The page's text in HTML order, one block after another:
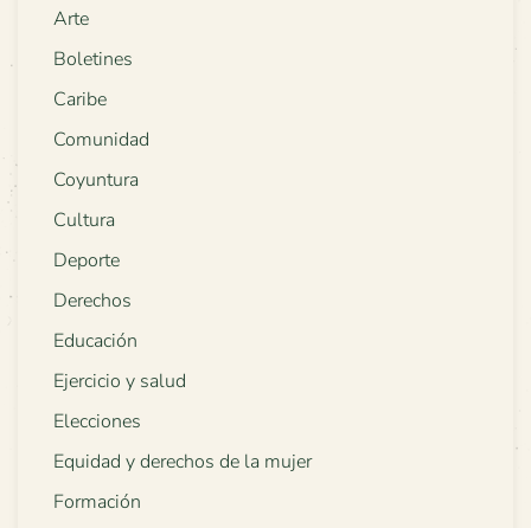
Arte
Boletines
Caribe
Comunidad
Coyuntura
Cultura
Deporte
Derechos
Educación
Ejercicio y salud
Elecciones
Equidad y derechos de la mujer
Formación